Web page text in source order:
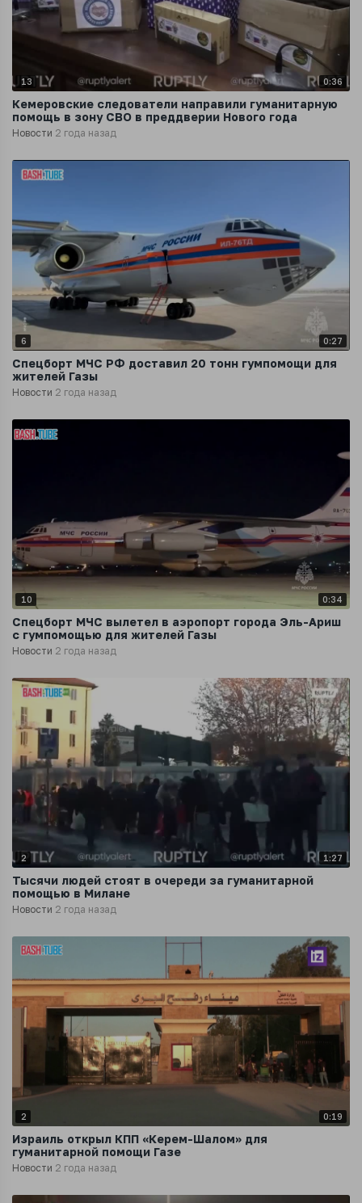
13 0:36
Кемеровские следователи направили гуманитарную
помощь в зону СВО в преддверии Нового года
Новости 2 года назад
6 0:27
Спецборт МЧС РФ доставил 20 тонн гумпомощи для
жителей Газы
Новости 2 года назад
10 0:34
Спецборт МЧС вылетел в аэропорт города Эль-Ариш
с гумпомощью для жителей Газы
Новости 2 года назад
2 1:27
Тысячи людей стоят в очереди за гуманитарной
помощью в Милане
Новости 2 года назад
2 0:19
Израиль открыл КПП «Керем-Шалом» для
гуманитарной помощи Газе
Новости 2 года назад